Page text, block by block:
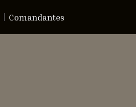
Comandantes